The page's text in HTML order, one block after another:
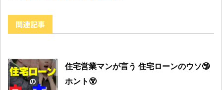
関連記事
住宅営業マンが言う 住宅ローンのウソ🤥
ホント😵